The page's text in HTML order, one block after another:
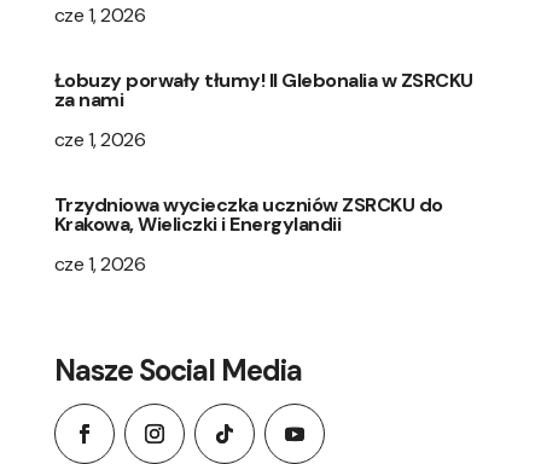
cze 1, 2026
Łobuzy porwały tłumy! II Glebonalia w ZSRCKU
za nami
cze 1, 2026
Trzydniowa wycieczka uczniów ZSRCKU do
Krakowa, Wieliczki i Energylandii
cze 1, 2026
Nasze Social Media